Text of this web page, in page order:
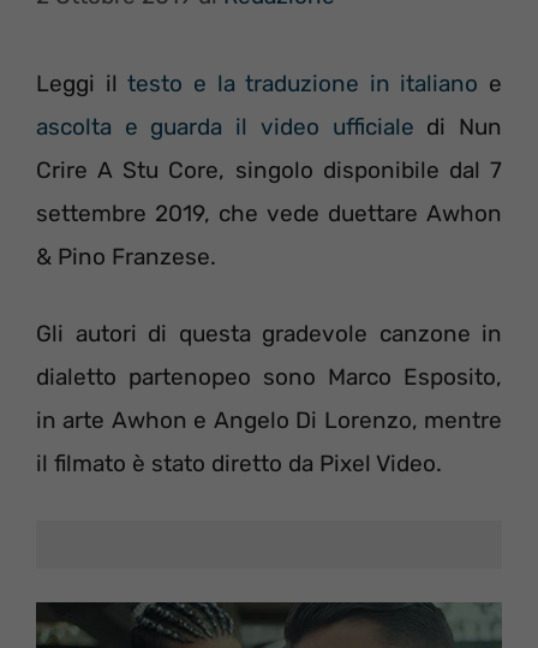
Leggi iltesto e la traduzione in italiano e
ascolta e guarda il video ufficiale di Nun
Crire A Stu Core, singolo disponibile dal 7
settembre 2019, che vede duettare Awhon
& Pino Franzese.
Gli autori di questa gradevole canzone in
dialetto partenopeo sono Marco Esposito,
in arte Awhon e Angelo Di Lorenzo, mentre
il filmato è stato diretto da Pixel Video.